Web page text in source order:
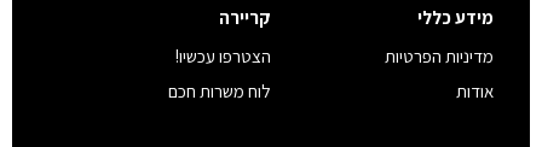
מידע כללי
מדיניות הפרטיות
אודות
קריירה
הצטרפו עכשיו!
לוח משרות חכם